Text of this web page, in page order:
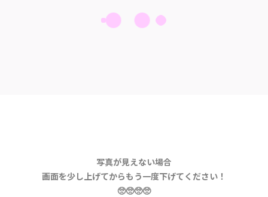
写真が見えない場合
画面を少し上げてからもう一度下げてください！
🥺🥺🥺🥺